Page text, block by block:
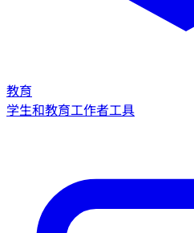
教育
学生和教育工作者工具